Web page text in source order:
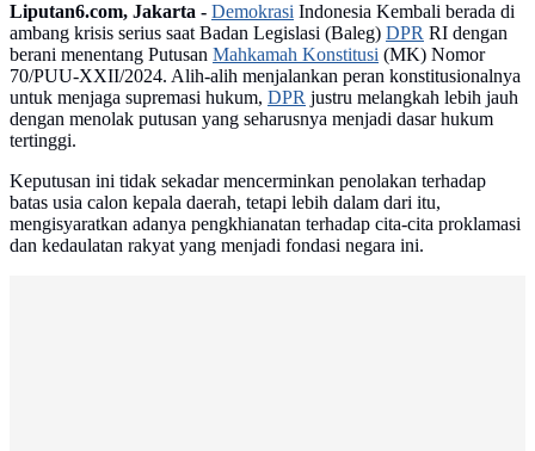
Liputan6.com, Jakarta - Demokrasi Indonesia Kembali berada di
ambang krisis serius saat Badan Legislasi (Baleg) DPR RI dengan
berani menentang Putusan Mahkamah Konstitusi (MK) Nomor
70/PUU-XXII/2024. Alih-alih menjalankan peran konstitusionalnya
untuk menjaga supremasi hukum, DPR justru melangkah lebih jauh
dengan menolak putusan yang seharusnya menjadi dasar hukum
tertinggi.
Keputusan ini tidak sekadar mencerminkan penolakan terhadap
batas usia calon kepala daerah, tetapi lebih dalam dari itu,
mengisyaratkan adanya pengkhianatan terhadap cita-cita proklamasi
dan kedaulatan rakyat yang menjadi fondasi negara ini.